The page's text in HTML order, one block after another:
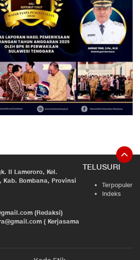
II Lameroro, Kel.
Kab. Bombana, Provinsi
(Redaksi)
( Kerjasama
TELUSURI
Terpopuler
Indeks